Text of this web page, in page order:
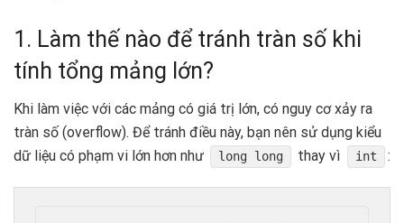
1. Làm thế nào để tránh tràn số khi
tính tổng mảng lớn?
Khi làm việc với các mảng có giá trị lớn, có nguy cơ xảy ra
tràn số (overflow). Để tránh điều này, bạn nên sử dụng kiểu
dữ liệu có phạm vi lớn hơn như
long long thay vì int :